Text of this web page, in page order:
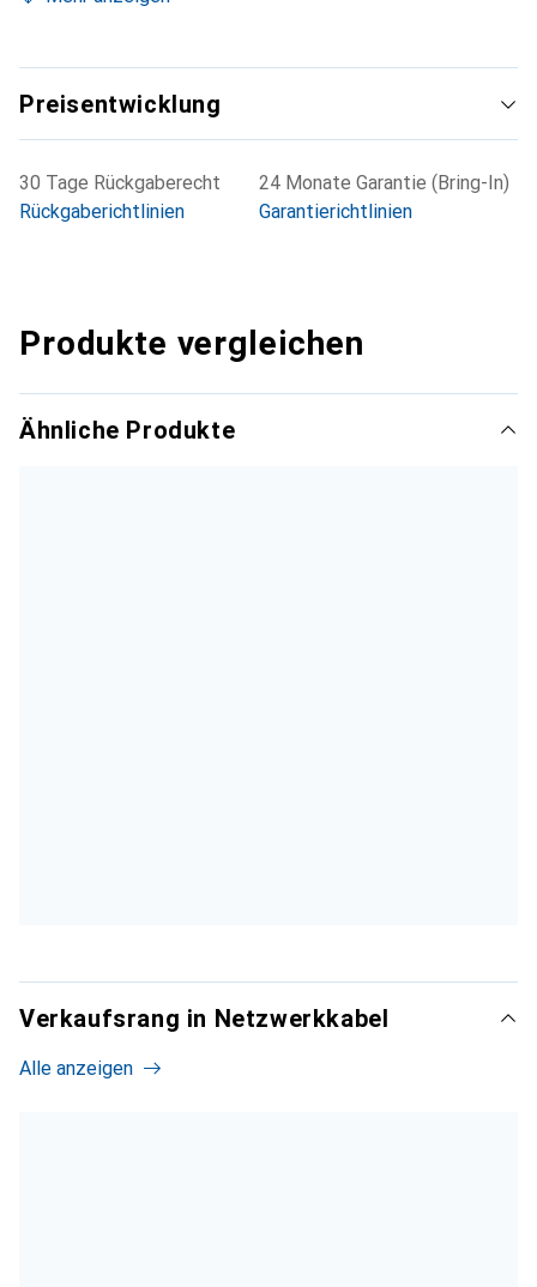
Preisentwicklung
30 Tage Rückgaberecht
Rückgaberichtlinien
24 Monate Garantie (Bring-In)
Garantierichtlinien
Produkte vergleichen
Ähnliche Produkte
Verkaufsrang in Netzwerkkabel
Alle anzeigen